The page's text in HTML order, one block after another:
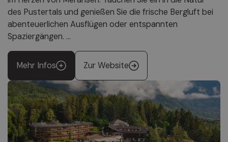
des Pustertals und genießen Sie die frische Bergluft bei
abenteuerlichen Ausflügen oder entspannten
Spaziergängen. ...
Mehr Infos Zur Website